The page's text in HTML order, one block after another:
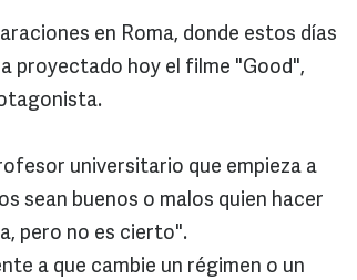
en Roma, donde estos días
proyectado hoy el filme "Good",
universitario que empieza a
sean buenos o malos quien hacer
pero no es cierto".
a que cambie un régimen o un